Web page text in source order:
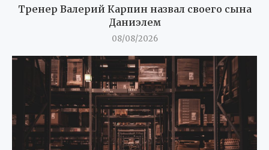
Тренер Валерий Карпин назвал своего сына
Даниэлем
08/08/2026